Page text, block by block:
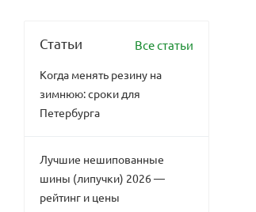
Статьи Все статьи
Когда менять резину на
зимнюю: сроки для
Петербурга
Лучшие нешипованные
шины (липучки) 2026 —
рейтинг и цены